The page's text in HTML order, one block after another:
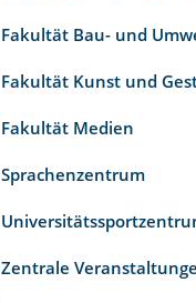
Fakultät Bau- und
Fakultät Kunst und
Fakultät Medien
Sprachenzentrum
Zentrale